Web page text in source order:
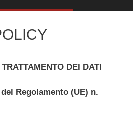
DEI DATI
Regolamento (UE) n.